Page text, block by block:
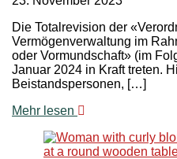
Die Totalrevision der
Vermögenverwaltung im
oder Vormundschaft» (im
Januar 2024 in Kraft treten.
Beistandspersonen, […]
Mehr lesen